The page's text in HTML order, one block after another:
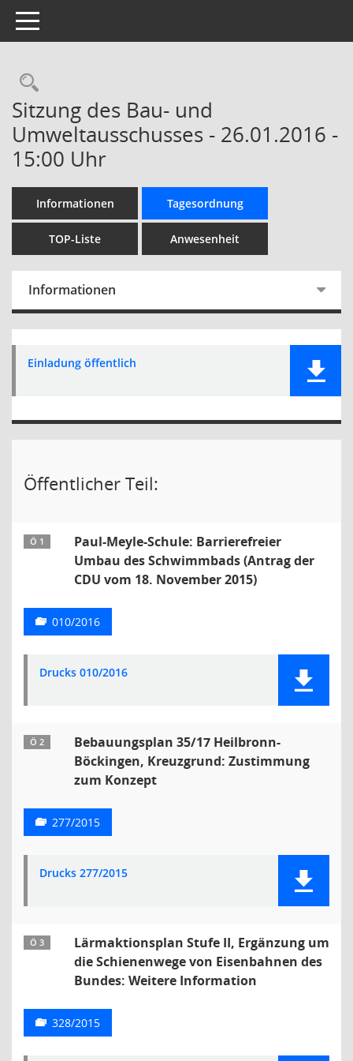
Toggle navigation
Rechercheauswahl
Sitzung des Bau- und
Umweltausschusses - 26.01.2016 -
15:00 Uhr
Informationen Tagesordnung
TOP-Liste Anwesenheit
Informationen
Einladung öffentlich
Öffentlicher Teil:
Ö 1
Paul-Meyle-Schule: Barrierefreier
Umbau des Schwimmbads (Antrag der
CDU vom 18. November 2015)
010/2016
Drucks 010/2016
Ö 2
Bebauungsplan 35/17 Heilbronn-
Böckingen, Kreuzgrund: Zustimmung
zum Konzept
277/2015
Drucks 277/2015
Ö 3
Lärmaktionsplan Stufe II, Ergänzung um
die Schienenwege von Eisenbahnen des
Bundes: Weitere Information
328/2015